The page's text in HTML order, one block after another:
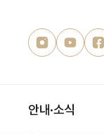
안내·소식